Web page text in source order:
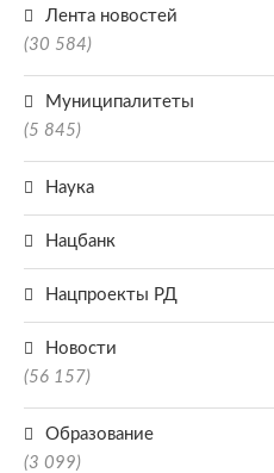
Лента новостей
(30 584)
Муниципалитеты
(5 845)
Наука
Нацбанк
Нацпроекты РД
Новости
(56 157)
Образование
(3 099)